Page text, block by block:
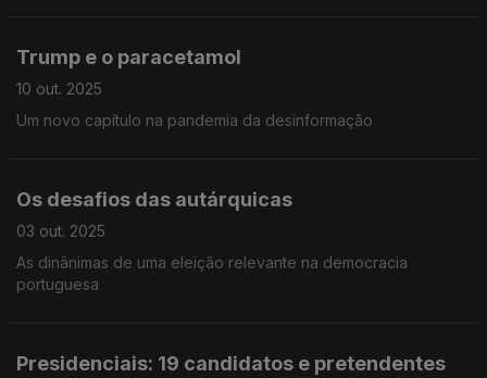
Trump e o paracetamol
10 out. 2025
Um novo capítulo na pandemia da desinformação
Os desafios das autárquicas
03 out. 2025
As dinânimas de uma eleição relevante na democracia
portuguesa
Presidenciais: 19 candidatos e pretendentes